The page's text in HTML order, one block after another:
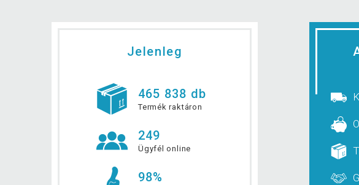
Jelenleg
465 838 db
Termék raktáron
249
Ügyfél online
98%